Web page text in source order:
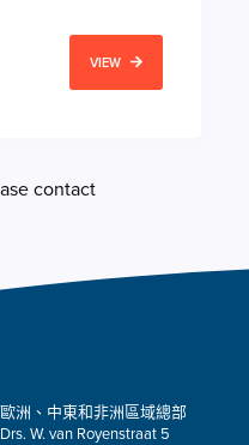
VIEW
contact
歐洲、中東和非洲區域總部
Drs. W. van Royenstraat 5